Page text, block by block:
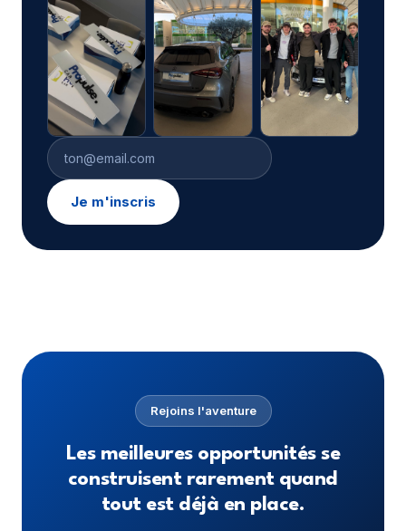
Email
Je m'inscris
Rejoins l'aventure
Les meilleures opportunités se
construisent rarement quand
tout est déjà en place.